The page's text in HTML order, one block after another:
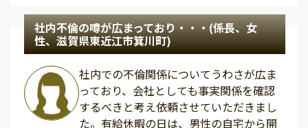
社内不倫の噂が広まっており・・・(係長、女
性、滋賀県東近江市箕川町)
社内での不倫関係についてうわさが広ま
っており、会社としても事実関係を確認
するべきと考え依頼させていただきまし
た。有給休暇の日は、男性の自宅から開